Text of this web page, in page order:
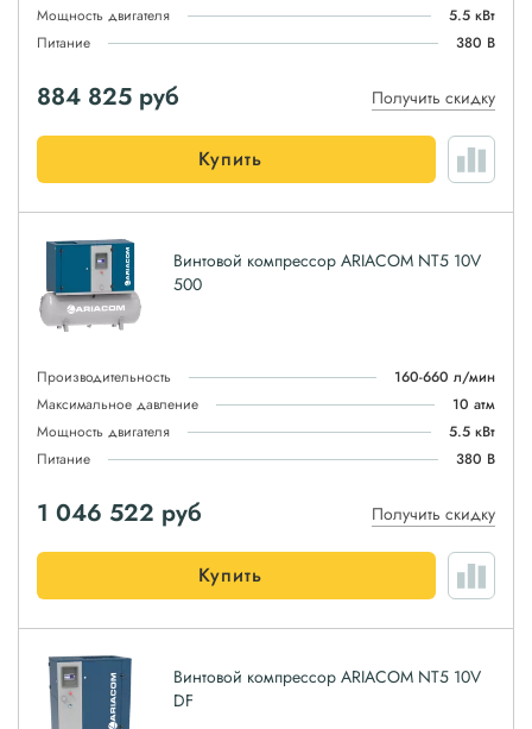
Мощность двигателя
5.5 кВт
Питание
380 В
884 825 руб Получить скидку
Купить
Винтовой компрессор ARIACOM NT5 10V
500
Производительность
160-660 л/мин
Максимальное давление
10 атм
Мощность двигателя
5.5 кВт
Питание
380 В
1 046 522 руб Получить скидку
Купить
Винтовой компрессор ARIACOM NT5 10V
DF